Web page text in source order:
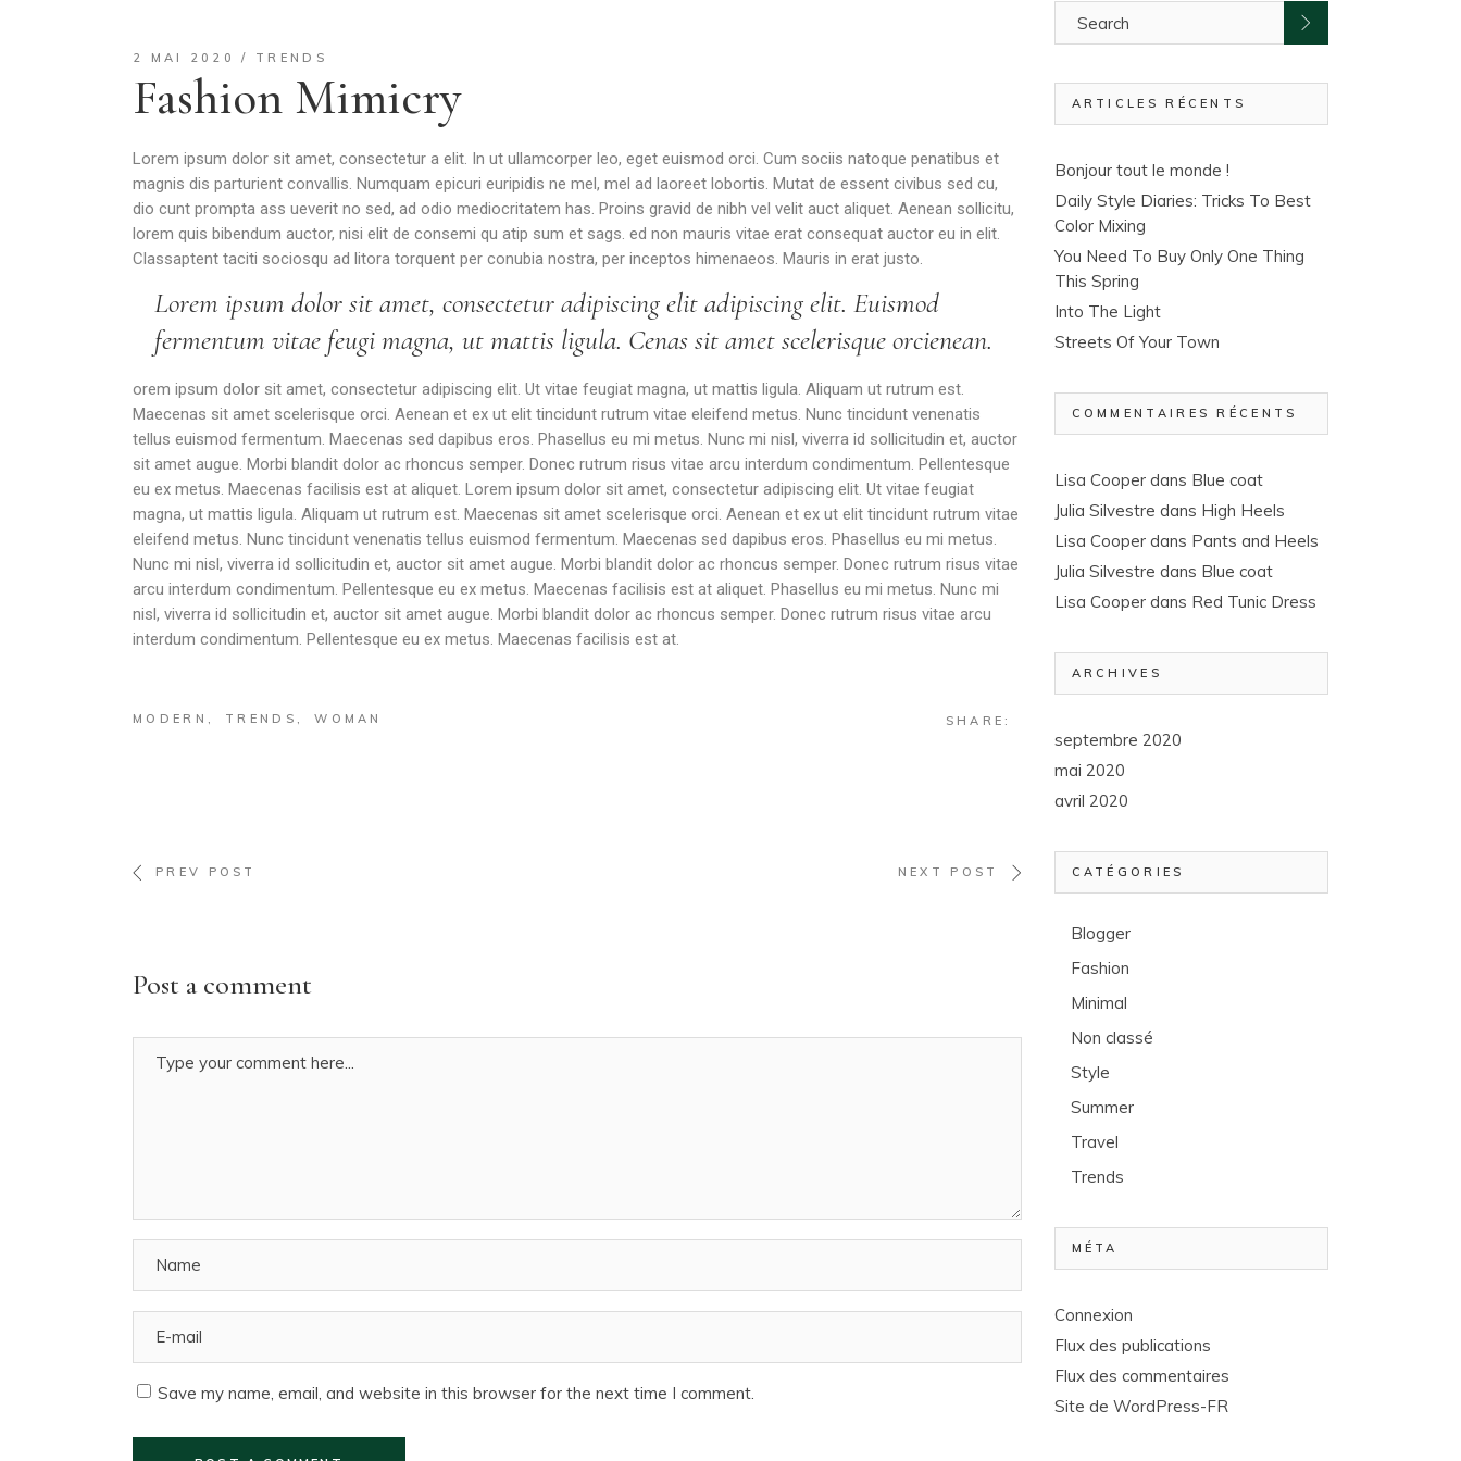
2 MAI 2020 TRENDS
Fashion Mimicry
Lorem ipsum dolor sit amet, consectetur a elit. In ut ullamcorper leo, eget euismod orci. Cum sociis natoque penatibus et
magnis dis parturient convallis. Numquam epicuri euripidis ne mel, mel ad laoreet lobortis. Mutat de essent civibus sed cu,
dio cunt prompta ass ueverit no sed, ad odio mediocritatem has. Proins gravid de nibh vel velit auct aliquet. Aenean sollicitu,
lorem quis bibendum auctor, nisi elit de consemi qu atip sum et sags. ed non mauris vitae erat consequat auctor eu in elit.
Classaptent taciti sociosqu ad litora torquent per conubia nostra, per inceptos himenaeos. Mauris in erat justo.
Lorem ipsum dolor sit amet, consectetur adipiscing elit adipiscing elit. Euismod
fermentum vitae feugi magna, ut mattis ligula. Cenas sit amet scelerisque orcienean.
orem ipsum dolor sit amet, consectetur adipiscing elit. Ut vitae feugiat magna, ut mattis ligula. Aliquam ut rutrum est.
Maecenas sit amet scelerisque orci. Aenean et ex ut elit tincidunt rutrum vitae eleifend metus. Nunc tincidunt venenatis
tellus euismod fermentum. Maecenas sed dapibus eros. Phasellus eu mi metus. Nunc mi nisl, viverra id sollicitudin et, auctor
sit amet augue. Morbi blandit dolor ac rhoncus semper. Donec rutrum risus vitae arcu interdum condimentum. Pellentesque
eu ex metus. Maecenas facilisis est at aliquet. Lorem ipsum dolor sit amet, consectetur adipiscing elit. Ut vitae feugiat
magna, ut mattis ligula. Aliquam ut rutrum est. Maecenas sit amet scelerisque orci. Aenean et ex ut elit tincidunt rutrum vitae
eleifend metus. Nunc tincidunt venenatis tellus euismod fermentum. Maecenas sed dapibus eros. Phasellus eu mi metus.
Nunc mi nisl, viverra id sollicitudin et, auctor sit amet augue. Morbi blandit dolor ac rhoncus semper. Donec rutrum risus vitae
arcu interdum condimentum. Pellentesque eu ex metus. Maecenas facilisis est at aliquet. Phasellus eu mi metus. Nunc mi
nisl, viverra id sollicitudin et, auctor sit amet augue. Morbi blandit dolor ac rhoncus semper. Donec rutrum risus vitae arcu
interdum condimentum. Pellentesque eu ex metus. Maecenas facilisis est at.
MODERN TRENDS WOMAN SHARE:
PREV POST NEXT POST
Post a comment
Save my name, email, and website in this browser for the next time I comment.
ARTICLES RÉCENTS
Bonjour tout le monde !
Daily Style Diaries: Tricks To Best
Color Mixing
You Need To Buy Only One Thing
This Spring
Into The Light
Streets Of Your Town
COMMENTAIRES RÉCENTS
Lisa Cooperdans Blue coat
Julia Silvestre dans High Heels
Lisa Cooperdans Pants and Heels
Julia Silvestre dans Blue coat
Lisa Cooperdans Red Tunic Dress
ARCHIVES
septembre 2020
mai 2020
avril 2020
CATÉGORIES
Blogger
Fashion
Minimal
Non classé
Style
Summer
Travel
Trends
MÉTA
Connexion
Flux des publications
Flux des commentaires
Site de WordPress-FR